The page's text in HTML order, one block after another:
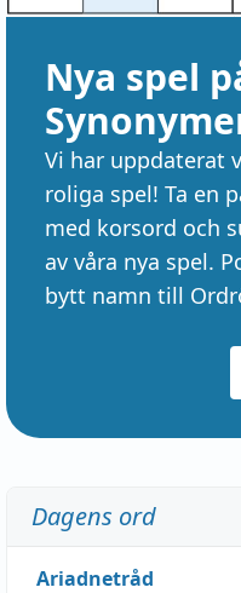
Nya spel
Vi har uppdaterat
roliga spel! Ta en
med korsord och
av våra nya spel.
bytt namn till
Dagens ord
Ariadnetråd